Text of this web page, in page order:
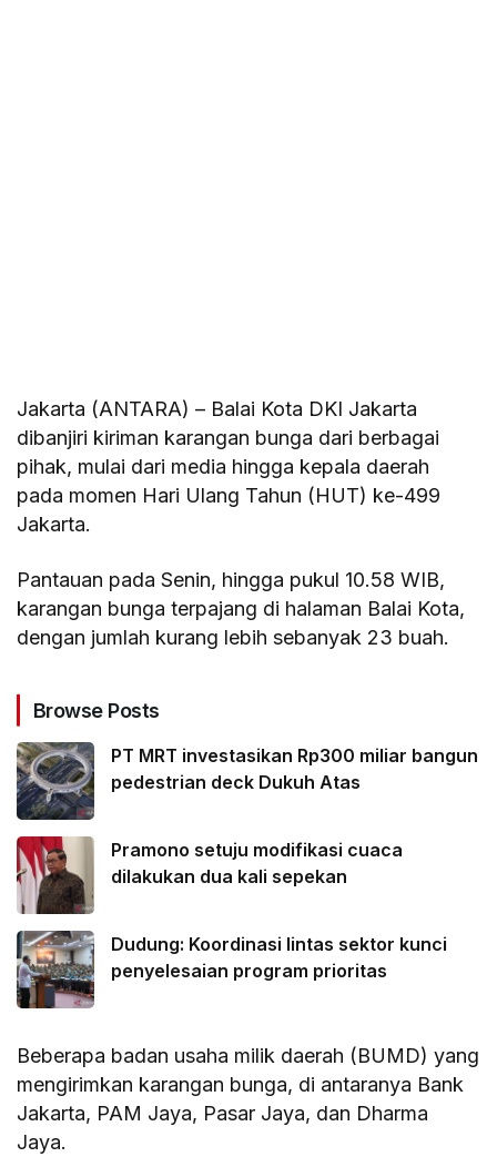
Jakarta (ANTARA) – Balai Kota DKI Jakarta
dibanjiri kiriman karangan bunga dari berbagai
pihak, mulai dari media hingga kepala daerah
pada momen Hari Ulang Tahun (HUT) ke-499
Jakarta.
Pantauan pada Senin, hingga pukul 10.58 WIB,
karangan bunga terpajang di halaman Balai Kota,
dengan jumlah kurang lebih sebanyak 23 buah.
Browse Posts
PT MRT investasikan Rp300 miliar bangun
pedestrian deck Dukuh Atas
Pramono setuju modifikasi cuaca
dilakukan dua kali sepekan
Dudung: Koordinasi lintas sektor kunci
penyelesaian program prioritas
Beberapa badan usaha milik daerah (BUMD) yang
mengirimkan karangan bunga, di antaranya Bank
Jakarta, PAM Jaya, Pasar Jaya, dan Dharma
Jaya.